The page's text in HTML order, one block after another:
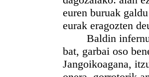
euren buruak
eurak eragozten
Baldin infernuan
bat, garbai oso
Jangoikoagana,